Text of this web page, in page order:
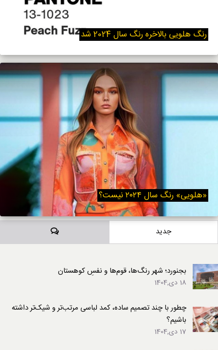
رنگ هلویی بالاخره رنگ سال 2024 شد
«هلویی» رنگ سال ۲۰۲۴ نیست؟
جدید دیدگاه‌ها
بجنورد؛ شهر رنگ‌ها، قوم‌ها و نفسِ کوهستان
18 دی,1404
چطور با چند تصمیم ساده، کمد لباسی مرتب‌تر و شیک‌تر داشته
باشیم؟
17 دی,1404